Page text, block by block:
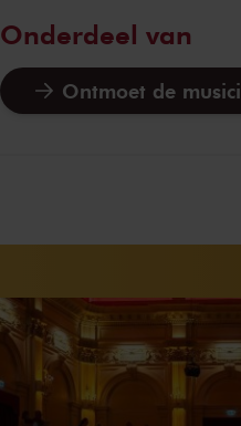
Onderdeel van
Ontmoet de musici